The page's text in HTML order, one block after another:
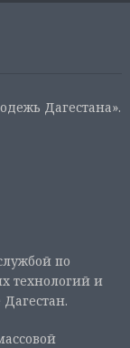
Дагестана».
по
технологий и